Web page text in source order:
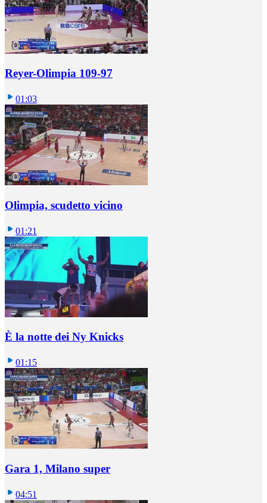
Reyer-Olimpia 109-97
01:03
Olimpia, scudetto vicino
01:21
È la notte dei Ny Knicks
01:15
Gara 1, Milano super
04:51